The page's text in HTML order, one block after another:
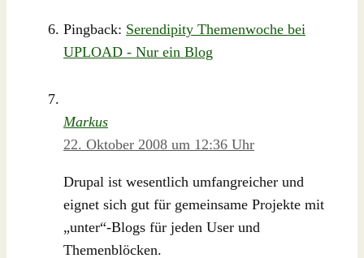
Pingback: Serendipity Themenwoche bei
UPLOAD - Nur ein Blog
Markus
22. Oktober 2008 um 12:36 Uhr
Drupal ist wesentlich umfangreicher und
eignet sich gut für gemeinsame Projekte mit
„unter“-Blogs für jeden User und
Themenblöcken.